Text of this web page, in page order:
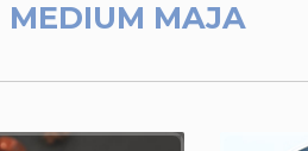
MEDIUM MAJA